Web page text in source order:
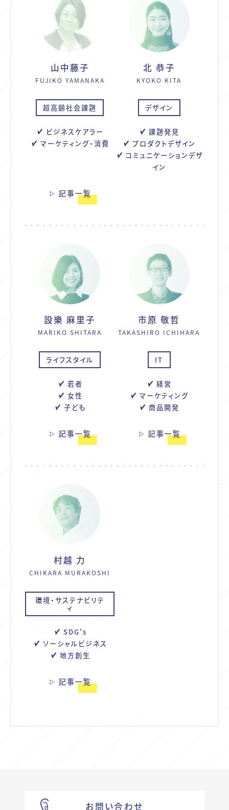
山中藤子
FUJIKO YAMANAKA
超高齢社会課題
ビジネスケアラー
マーケティング・消費
記事一覧
北 恭子
KYOKO KITA
デザイン
課題発見
プロダクトデザイン
コミュニケーションデザ
イン
設樂 麻里子
MARIKO SHITARA
ライフスタイル
若者
女性
子ども
記事一覧
市原 敬哲
TAKASHIRO ICHIHARA
IT
経営
マーケティング
商品開発
記事一覧
村越 力
CHIKARA MURAKOSHI
環境・サステナビリテ
ィ
SDG's
ソーシャルビジネス
地方創生
記事一覧
お問い合わせ